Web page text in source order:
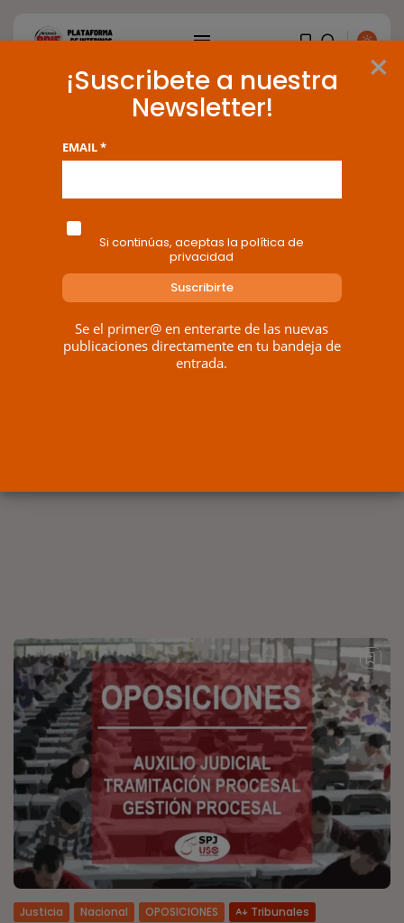
BUSCAR
ENTRADAS RECIENTES
Interinos: Europa mueve pieza,
los jueces...
RAMÓN J. 06/08/2026
Tag: suspensión
6 results found
Justicia Nacional OPOSICIONES Tribunales
×
¡Suscribete a nuestra
Newsletter!
EMAIL *
Si continúas, aceptas la política de
privacidad
Se el primer@ en enterarte de las nuevas
publicaciones directamente en tu bandeja de
entrada.